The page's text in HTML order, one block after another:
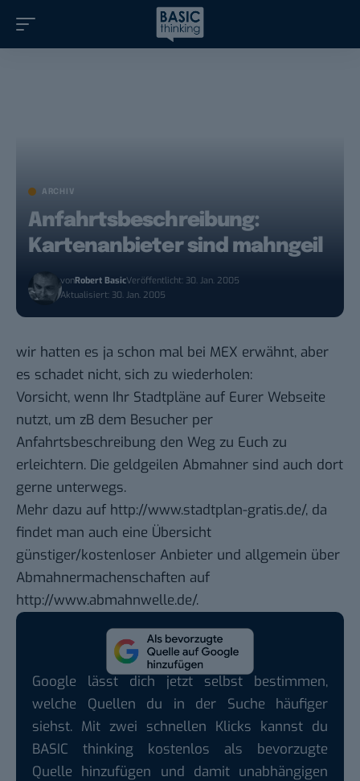
ARCHIV
Anfahrtsbeschreibung:
Kartenanbieter sind mahngeil
vonRobert BasicVeröffentlicht: 30. Jan. 2005
Aktualisiert: 30. Jan. 2005
wir hatten es ja schon mal bei MEX erwähnt, aber
es schadet nicht, sich zu wiederholen:
Vorsicht, wenn Ihr Stadtpläne auf Eurer Webseite
nutzt, um zB dem Besucher per
Anfahrtsbeschreibung den Weg zu Euch zu
erleichtern. Die geldgeilen Abmahner sind auch dort
gerne unterwegs.
Mehr dazu auf http://www.stadtplan-gratis.de/, da
findet man auch eine Übersicht
günstiger/kostenloser Anbieter und allgemein über
Abmahnermachenschaften auf
http://www.abmahnwelle.de/.
Google lässt dich jetzt selbst bestimmen,
welche Quellen du in der Suche häufiger
siehst. Mit zwei schnellen Klicks kannst du
BASIC thinking kostenlos als bevorzugte
Quelle hinzufügen und damit unabhängigen